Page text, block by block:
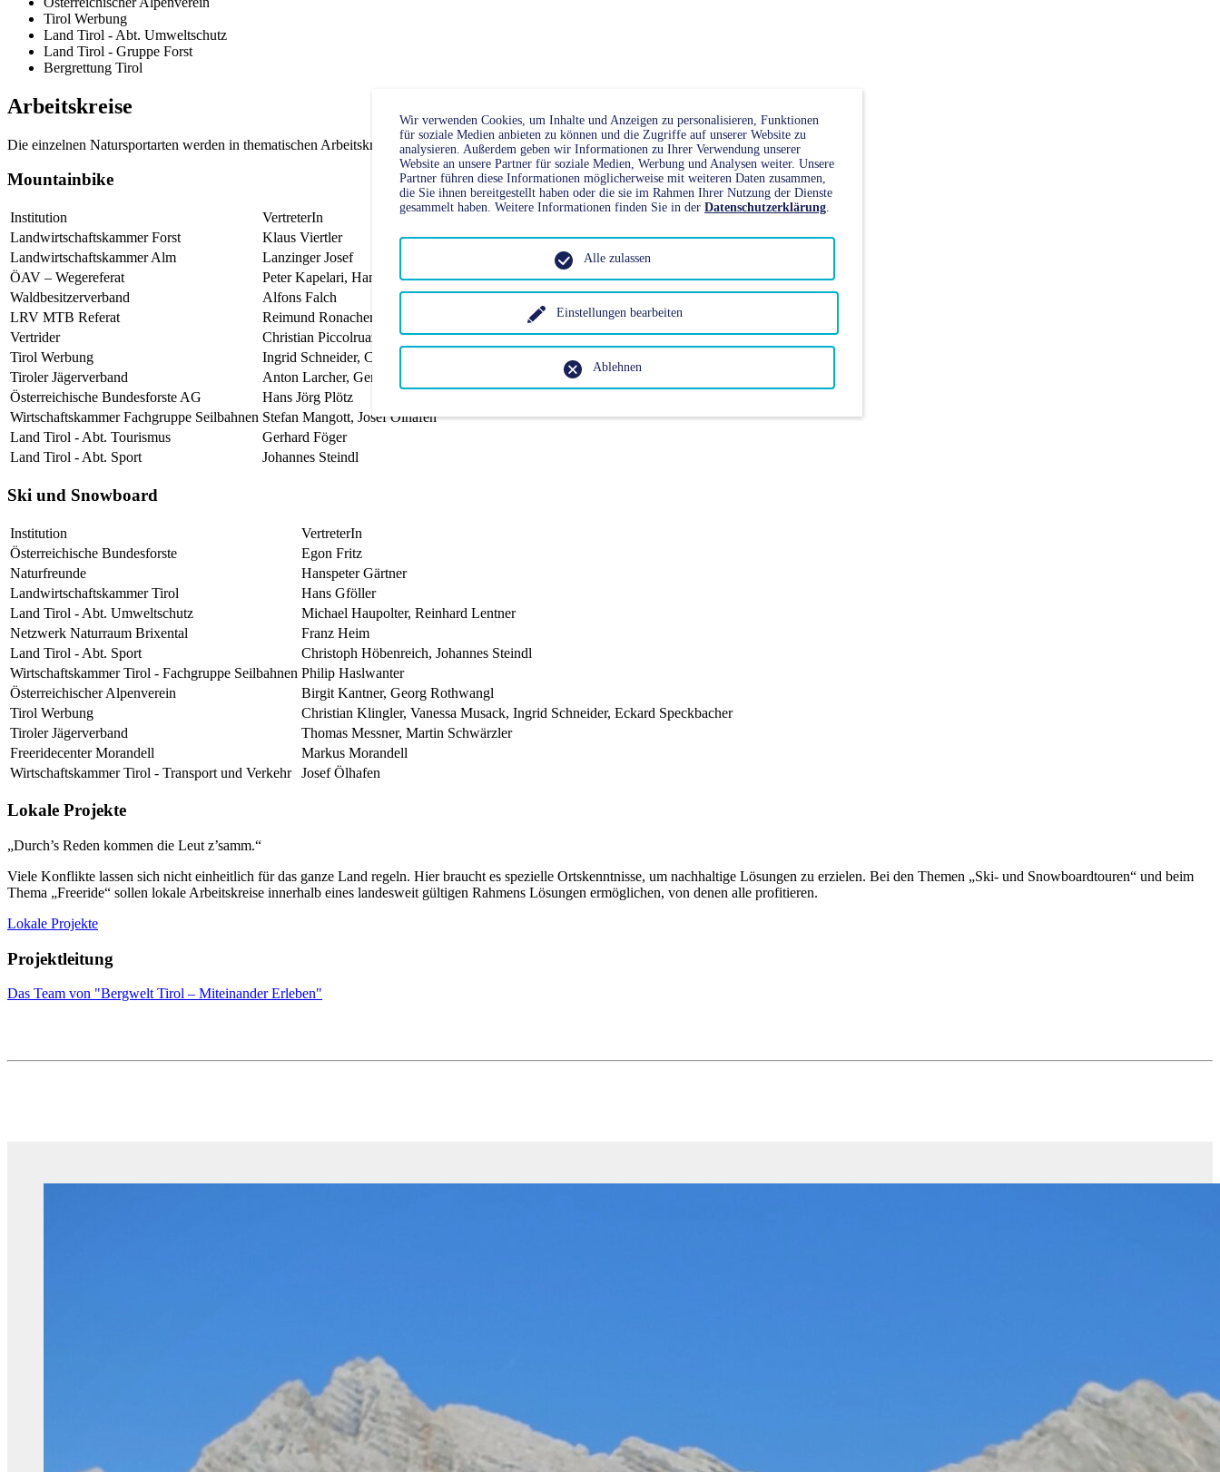
Tirol Werbung
Land Tirol - Abt. Umweltschutz
Land Tirol - Gruppe Forst
Bergrettung Tirol
Arbeitskreise
Die einzelnen Natursportarten werden in thematischen Arbeitskreisen behandelt.
Mountainbike
Institution
VertreterIn
Landwirtschaftskammer Forst
Klaus Viertler
Landwirtschaftskammer Alm
Lanzinger Josef
ÖAV – Wegereferat
Peter Kapelari, Hanna Moser, Liliana Dagostin
Waldbesitzerverband
Alfons Falch
LRV MTB Referat
Reimund Ronacher
Vertrider
Christian Piccolruaz
Tirol Werbung
Ingrid Schneider, Corinna Gleirscher
Tiroler Jägerverband
Anton Larcher, Gerhard Schartner
Österreichische Bundesforste AG
Hans Jörg Plötz
Wirtschaftskammer Fachgruppe Seilbahnen Stefan Mangott, Josef Ölhafen
Land Tirol - Abt. Tourismus
Gerhard Föger
Land Tirol - Abt. Sport
Johannes Steindl
Ski und Snowboard
Institution
VertreterIn
Österreichische Bundesforste
Egon Fritz
Naturfreunde
Hanspeter Gärtner
Landwirtschaftskammer Tirol
Hans Gföller
Land Tirol - Abt. Umweltschutz
Michael Haupolter, Reinhard Lentner
Netzwerk Naturraum Brixental
Franz Heim
Land Tirol - Abt. Sport
Christoph Höbenreich, Johannes Steindl
Wirtschaftskammer Tirol - Fachgruppe Seilbahnen Philip Haslwanter
Österreichischer Alpenverein
Birgit Kantner, Georg Rothwangl
Tirol Werbung
Christian Klingler, Vanessa Musack, Ingrid Schneider, Eckard Speckbacher
Tiroler Jägerverband
Thomas Messner, Martin Schwärzler
Freeridecenter Morandell
Markus Morandell
Wirtschaftskammer Tirol - Transport und Verkehr
Josef Ölhafen
Lokale Projekte
„Durch’s Reden kommen die Leut z’samm.“
Viele Konflikte lassen sich nicht einheitlich für das ganze Land regeln. Hier braucht es spezielle Ortskenntnisse, um nachhaltige Lösungen zu erzielen. Bei den Themen „Ski- und Snowboardtouren“ und beim
Thema „Freeride“ sollen lokale Arbeitskreise innerhalb eines landesweit gültigen Rahmens Lösungen ermöglichen, von denen alle profitieren.
Lokale Projekte
Projektleitung
Das Team von "Bergwelt Tirol – Miteinander Erleben"
Wir verwenden Cookies, um Inhalte und Anzeigen zu personalisieren, Funktionen
für soziale Medien anbieten zu können und die Zugriffe auf unserer Website zu
analysieren. Außerdem geben wir Informationen zu Ihrer Verwendung unserer
Website an unsere Partner für soziale Medien, Werbung und Analysen weiter. Unsere
Partner führen diese Informationen möglicherweise mit weiteren Daten zusammen,
die Sie ihnen bereitgestellt haben oder die sie im Rahmen Ihrer Nutzung der Dienste
gesammelt haben. Weitere Informationen finden Sie in der Datenschutzerklärung
Einstellungen bearbeiten
Ablehnen
Alle zulassen